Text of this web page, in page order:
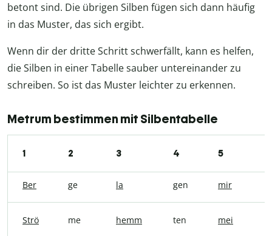
betont sind. Die übrigen Silben fügen sich dann häufig
in das Muster, das sich ergibt.
Wenn dir der dritte Schritt schwerfällt, kann es helfen,
die Silben in einer Tabelle sauber untereinander zu
schreiben. So ist das Muster leichter zu erkennen.
Metrum bestimmen mit Silbentabelle
1 2 3 4 5
Ber ge la gen mir
Strö me hemm ten mei